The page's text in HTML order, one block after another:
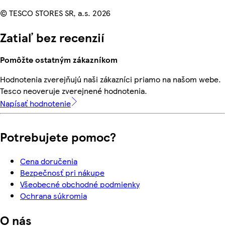
© TESCO STORES SR, a.s. 2026
Zatiaľ bez recenzií
Pomôžte ostatným zákazníkom
Hodnotenia zverejňujú naši zákazníci priamo na našom webe.
Tesco neoveruje zverejnené hodnotenia.
Napísať hodnotenie
Potrebujete pomoc?
Cena doručenia
Bezpečnosť pri nákupe
Všeobecné obchodné podmienky
Ochrana súkromia
O nás